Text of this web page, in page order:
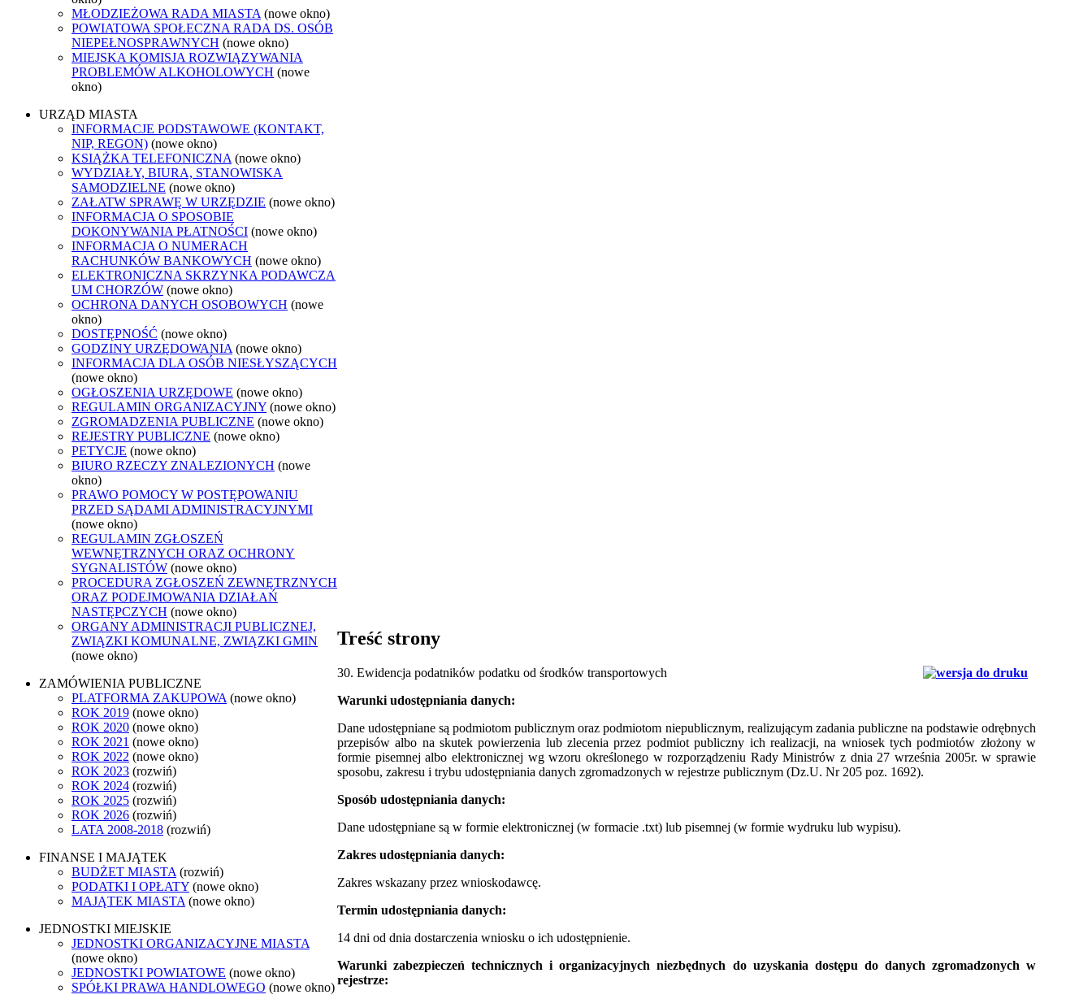
MŁODZIEŻOWA RADA MIASTA (nowe okno)
POWIATOWA SPOŁECZNA RADA DS. OSÓB
NIEPEŁNOSPRAWNYCH (nowe okno)
MIEJSKA KOMISJA ROZWIĄZYWANIA
PROBLEMÓW ALKOHOLOWYCH (nowe
okno)
URZĄD MIASTA
INFORMACJE PODSTAWOWE (KONTAKT,
NIP, REGON) (nowe okno)
KSIĄŻKA TELEFONICZNA (nowe okno)
WYDZIAŁY, BIURA, STANOWISKA
SAMODZIELNE (nowe okno)
ZAŁATW SPRAWĘ W URZĘDZIE (nowe okno)
INFORMACJA O SPOSOBIE
DOKONYWANIA PŁATNOŚCI (nowe okno)
INFORMACJA O NUMERACH
RACHUNKÓW BANKOWYCH (nowe okno)
ELEKTRONICZNA SKRZYNKA PODAWCZA
UM CHORZÓW (nowe okno)
OCHRONA DANYCH OSOBOWYCH (nowe
okno)
DOSTĘPNOŚĆ (nowe okno)
GODZINY URZĘDOWANIA (nowe okno)
INFORMACJA DLA OSÓB NIESŁYSZĄCYCH
(nowe okno)
OGŁOSZENIA URZĘDOWE (nowe okno)
REGULAMIN ORGANIZACYJNY (nowe okno)
ZGROMADZENIA PUBLICZNE (nowe okno)
REJESTRY PUBLICZNE (nowe okno)
PETYCJE (nowe okno)
BIURO RZECZY ZNALEZIONYCH (nowe
okno)
PRAWO POMOCY W POSTĘPOWANIU
PRZED SĄDAMI ADMINISTRACYJNYMI
(nowe okno)
REGULAMIN ZGŁOSZEŃ
WEWNĘTRZNYCH ORAZ OCHRONY
SYGNALISTÓW (nowe okno)
PROCEDURA ZGŁOSZEŃ ZEWNĘTRZNYCH
ORAZ PODEJMOWANIA DZIAŁAŃ
NASTĘPCZYCH (nowe okno)
ORGANY ADMINISTRACJI PUBLICZNEJ,
ZWIĄZKI KOMUNALNE, ZWIĄZKI GMIN
(nowe okno)
ZAMÓWIENIA PUBLICZNE
PLATFORMA ZAKUPOWA (nowe okno)
ROK 2019 (nowe okno)
ROK 2020 (nowe okno)
ROK 2021 (nowe okno)
ROK 2022 (nowe okno)
ROK 2023 (rozwiń)
ROK 2024 (rozwiń)
ROK 2025 (rozwiń)
ROK 2026 (rozwiń)
LATA 2008-2018 (rozwiń)
FINANSE I MAJĄTEK
BUDŻET MIASTA (rozwiń)
PODATKI I OPŁATY (nowe okno)
MAJĄTEK MIASTA (nowe okno)
JEDNOSTKI MIEJSKIE
JEDNOSTKI ORGANIZACYJNE MIASTA
(nowe okno)
JEDNOSTKI POWIATOWE (nowe okno)
SPÓŁKI PRAWA HANDLOWEGO (nowe okno)
Treść strony
30. Ewidencja podatników podatku od środków transportowych
Warunki udostępniania danych:
Dane udostępniane są podmiotom publicznym oraz podmiotom niepublicznym, realizującym zadania publiczne na podstawie odrębnych
przepisów albo na skutek powierzenia lub zlecenia przez podmiot publiczny ich realizacji, na wniosek tych podmiotów złożony w
formie pisemnej albo elektronicznej wg wzoru określonego w rozporządzeniu Rady Ministrów z dnia 27 września 2005r. w sprawie
sposobu, zakresu i trybu udostępniania danych zgromadzonych w rejestrze publicznym (Dz.U. Nr 205 poz. 1692).
Sposób udostępniania danych:
Dane udostępniane są w formie elektronicznej (w formacie .txt) lub pisemnej (w formie wydruku lub wypisu).
Zakres udostępniania danych:
Zakres wskazany przez wnioskodawcę.
Termin udostępniania danych:
14 dni od dnia dostarczenia wniosku o ich udostępnienie.
Warunki zabezpieczeń technicznych i organizacyjnych niezbędnych do uzyskania dostępu do danych zgromadzonych w
rejestrze: